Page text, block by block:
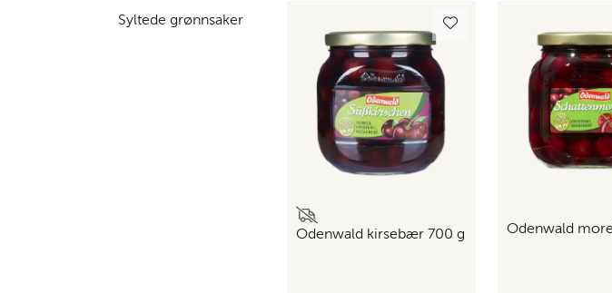
Syltede grønnsaker
Odenwald kirsebær 700 g Odenwald